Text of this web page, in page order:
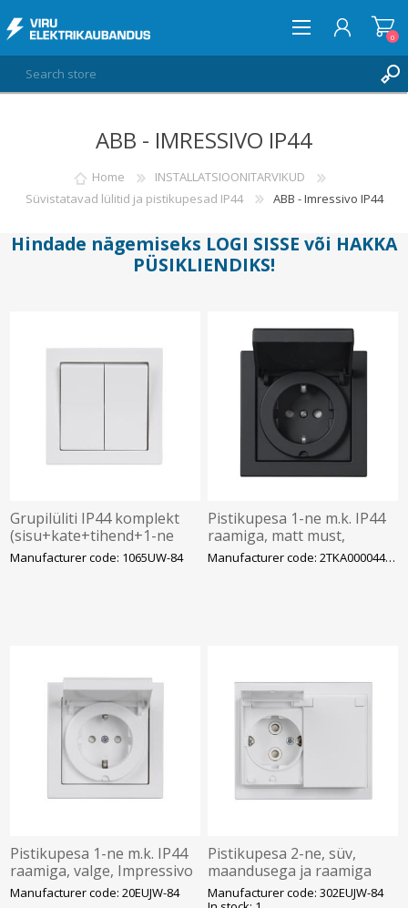
WISHLIST
0
0
ABB - IMRESSIVO IP44
Home
INSTALLATSIOONITARVIKUD
Süvistatavad lülitid ja pistikupesad IP44
ABB - Imressivo IP44
Hindade nägemiseks LOGI SISSE või HAKKA
PÜSIKLIENDIKS!
Grupilüliti IP44 komplekt
(sisu+kate+tihend+1-ne
raam), 16A, valge,
Manufacturer code: 1065UW-84
Pistikupesa 1-ne m.k. IP44
raamiga, matt must,
Impressivo
Manufacturer code: 2TKA00004464
Pistikupesa 1-ne m.k. IP44
raamiga, valge, Impressivo
Manufacturer code: 20EUJW-84
Pistikupesa 2-ne, süv,
maandusega ja raamiga
IP44, valge Impressivo
Manufacturer code: 302EUJW-84